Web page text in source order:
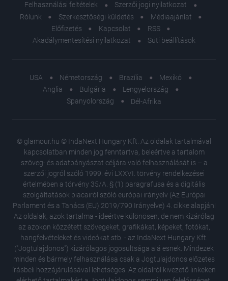
Felhasználási feltételek
Szerzői jogi nyilatkozat
Rólunk
Szerkesztőségi küldetés
Médiaajánlat
Előfizetés
Kapcsolat
RSS
Akadálymentesítési nyilatkozat
Süti beállítások
USA Németország Brazília
Mexikó
Anglia
Bulgária
Lengyelország
Spanyolország
Dél-Afrika
© glamour.hu © IndaNext Hungary Kft. Az oldalak tartalmával
kapcsolatban minden jog fenntartva, beleértve a tartalom
szöveg- és adatbányászat céljára való felhasználását is – a
szerzői jogról szóló 1999. évi LXXVI. törvény rendelkezései
értelmében a törvény 35/A. § (1) paragrafusa és a digitális
szolgáltatások piacairól szóló európai irányelv (Az Európai
Parlament és a Tanács (EU) 2019/790 Irányelve) 4. cikke alapján!
Az oldalak, azok tartalma - ideértve különösen, de nem kizárólag
az azokon közzétett szövegeket, grafikákat, képeket, fotókat,
hangfelvételeket és videókat stb. - az IndaNext Hungary Kft.
("Jogtulajdonos") kizárólagos jogosultsága alá esnek. Mindezek
minden és bármely felhasználása csak a Jogtulajdonos előzetes
írásbeli hozzájárulásával lehetséges. Az oldalról kivezető linkeken